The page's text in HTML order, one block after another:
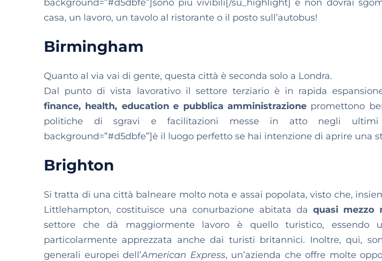
background=”#d5dbfe”]sono più vivibili[/su_highlight] e non dovrai
casa, un lavoro, un tavolo al ristorante o il posto sull’autobus!
Birmingham
Quanto al via vai di gente, questa città è seconda solo a Londra.
Dal punto di vista lavorativo il settore terziario è in rapida
finance, health, education e pubblica amministrazione promettono
politiche di sgravi e facilitazioni messe in atto negli ultimi
background=”#d5dbfe”]è il luogo perfetto se hai intenzione di aprire una
Brighton
Si tratta di una città balneare molto nota e assai popolata, visto che,
Littlehampton, costituisce una conurbazione abitata da quasi mezzo
settore che dà maggiormente lavoro è quello turistico, essendo
particolarmente apprezzata anche dai turisti britannici. Inoltre, qui,
generali europei dell’American Express, un’azienda che offre molte